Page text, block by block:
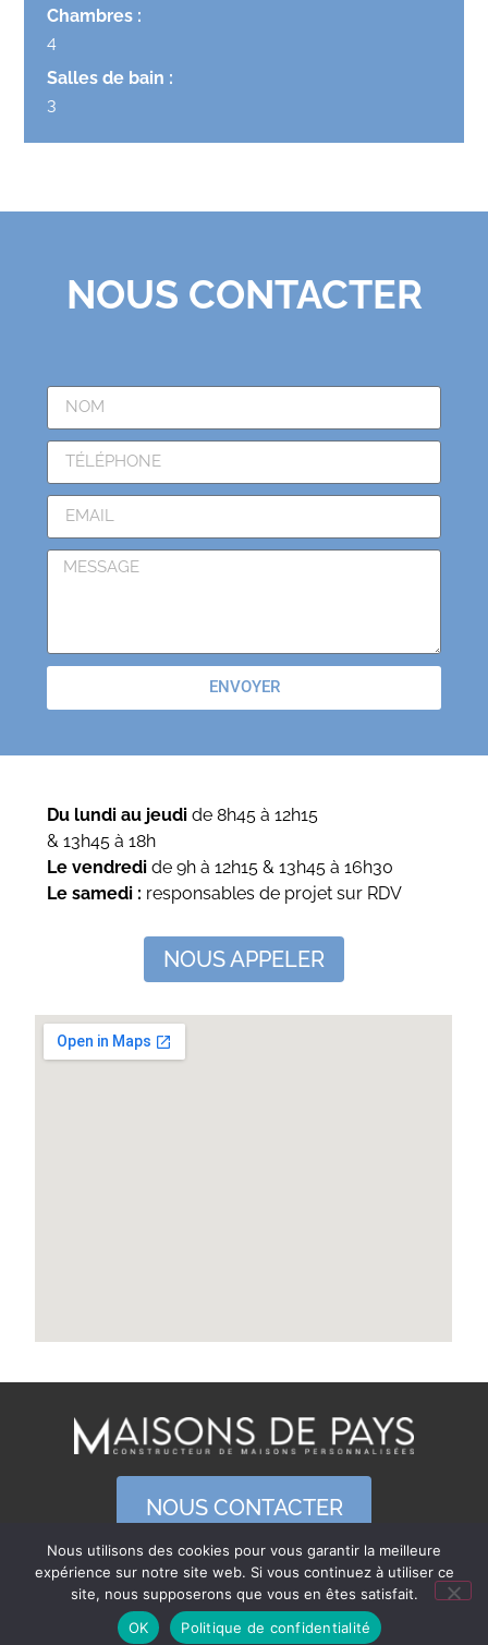
Chambres :
4
Salles de bain :
3
NOUS CONTACTER
ENVOYER
Du lundi au jeudide 8h45 à 12h15
& 13h45 à 18h
Le vendredide 9h à 12h15 & 13h45 à 16h30
Le samedi : responsables de projet sur RDV
NOUS APPELER
NOUS CONTACTER
Copyright 2023 – Maisons
Nous utilisons des cookies pour vous garantir la meilleure
expérience sur notre site web. Si vous continuez à utiliser ce
site, nous supposerons que vous en êtes satisfait.
OK
Politique de confidentialité